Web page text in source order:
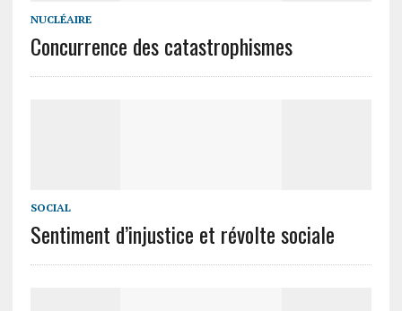
NUCLÉAIRE
Concurrence des catastrophismes
SOCIAL
Sentiment d’injustice et révolte sociale